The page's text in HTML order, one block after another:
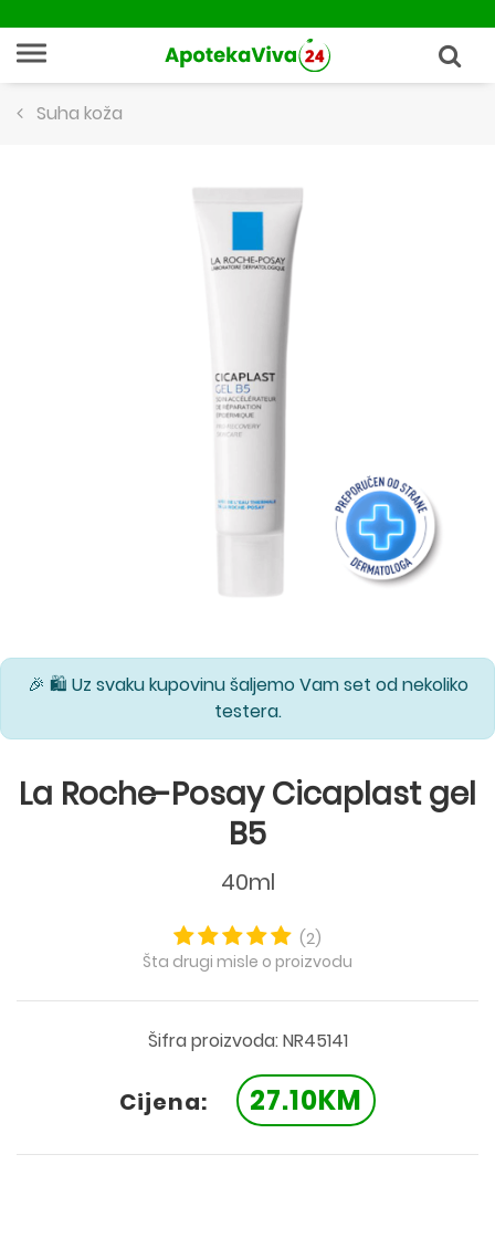
Suha koža
🎉 🛍️ Uz svaku kupovinu šaljemo Vam set od nekoliko
testera.
La Roche-Posay Cicaplast gel
B5
40ml
(2)
Šta drugi misle o proizvodu
Šifra proizvoda: NR45141
Cijena: 27.10KM